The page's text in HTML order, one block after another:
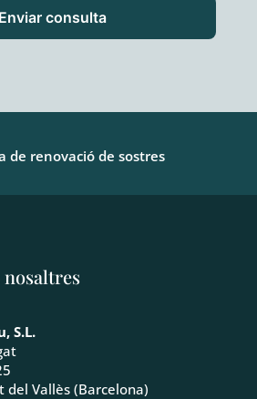
Enviar consulta
de renovació de sostres
S.L.
del Vallès (Barcelona)